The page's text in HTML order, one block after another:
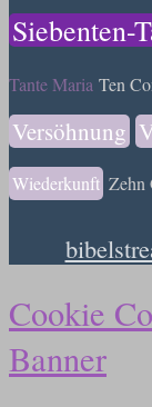
Siebenten-
Tante Maria Ten
Versöhnung
Wiederkunft Zehn
Cookie
Banner